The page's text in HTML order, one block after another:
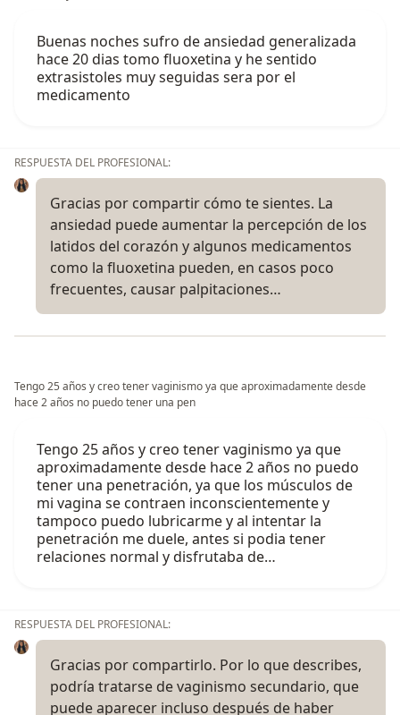
Buenas noches sufro de ansiedad generalizada
hace 20 dias tomo fluoxetina y he sentido
extrasistoles muy seguidas sera por el
medicamento
RESPUESTA DEL PROFESIONAL:
Gracias por compartir cómo te sientes. La
ansiedad puede aumentar la percepción de los
latidos del corazón y algunos medicamentos
como la fluoxetina pueden, en casos poco
frecuentes, causar palpitaciones…
Tengo 25 años y creo tener vaginismo ya que aproximadamente desde
hace 2 años no puedo tener una pen
Tengo 25 años y creo tener vaginismo ya que
aproximadamente desde hace 2 años no puedo
tener una penetración, ya que los músculos de
mi vagina se contraen inconscientemente y
tampoco puedo lubricarme y al intentar la
penetración me duele, antes si podia tener
relaciones normal y disfrutaba de…
RESPUESTA DEL PROFESIONAL:
Gracias por compartirlo. Por lo que describes,
podría tratarse de vaginismo secundario, que
puede aparecer incluso después de haber